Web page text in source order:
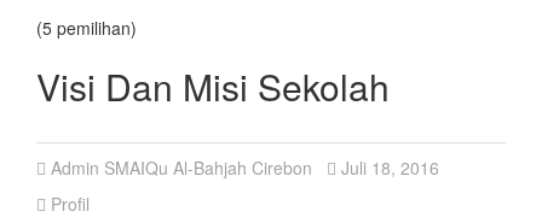
(5 pemilihan)
Visi Dan Misi Sekolah
Admin SMAIQu Al-Bahjah Cirebon
Juli 18, 2016
Profil